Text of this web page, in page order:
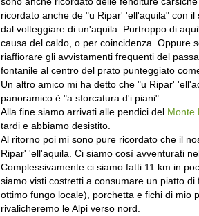
ricordato anche de "u Ripar' 'ell'aquila" con
dal volteggiare di un'aquila. Purtroppo di
causa del caldo, o per coincidenza. Oppure
riaffiorare gli avvistamenti frequenti del
fontanile al centro del prato punteggiato
Un altro amico mi ha detto che "u Ripar'
panoramico è "a sforcatura d'i piani"
Alla fine siamo arrivati alle pendici del Monte
tardi e abbiamo desistito.
Al ritorno poi mi sono pure ricordato che il
Ripar' 'ell'aquila. Ci siamo così avventurati
Complessivamente ci siamo fatti 11 km in
siamo visti costretti a consumare un piatto
ottimo fungo locale), porchetta e fichi di mio
rivalicheremo le Alpi verso nord.